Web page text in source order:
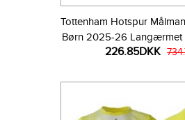
Tottenham Hotspur
Børn 2025-26 Langærmet
226.85DKK